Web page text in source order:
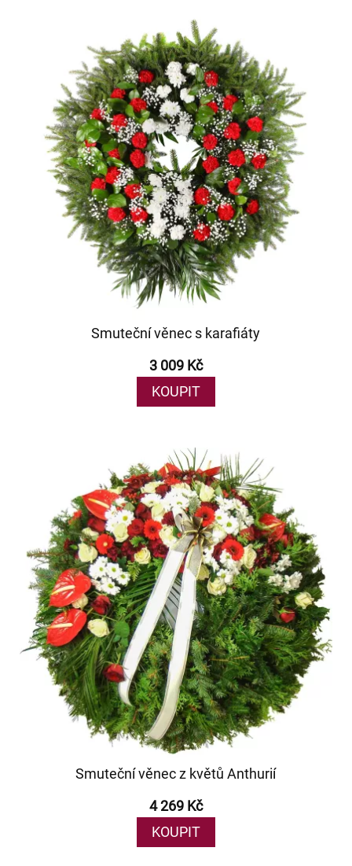
Smuteční věnec s karafiáty
3 009 Kč
KOUPIT
Smuteční věnec z květů Anthurií
4 269 Kč
KOUPIT